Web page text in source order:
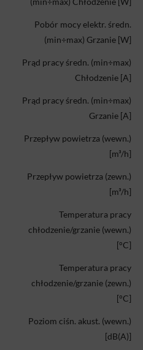
Pobór mocy elektr. średn.
(min÷max) Grzanie [W]
Prąd pracy średn. (min÷max)
Chłodzenie [A]
Prąd pracy średn. (min÷max)
Grzanie [A]
Przepływ powietrza (wewn.)
[m³/h]
Przepływ powietrza (zewn.)
[m³/h]
Temperatura pracy
chłodzenie/grzanie (wewn.)
[°C]
Temperatura pracy
chłodzenie/grzanie (zewn.)
[°C]
Poziom ciśn. akust. (wewn.)
[dB(A)]